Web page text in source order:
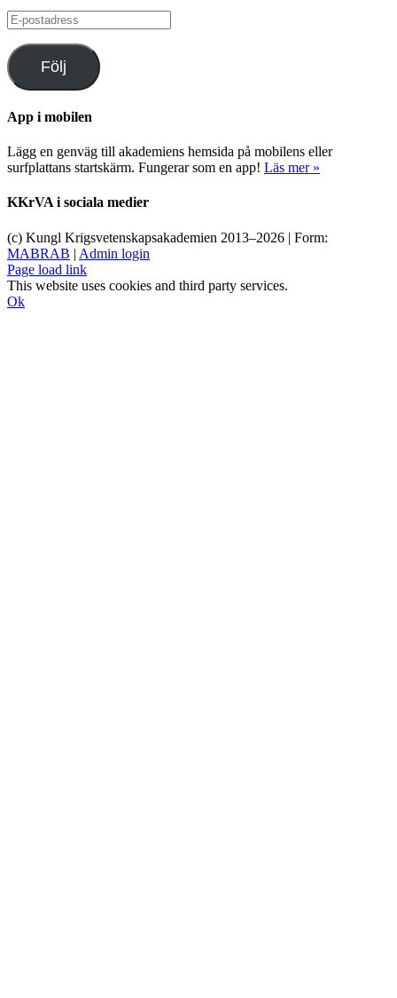
E-
postadress
Följ
App i mobilen
Lägg en genväg till akademiens hemsida på mobilens eller
surfplattans startskärm. Fungerar som en app! Läs mer »
KKrVA i sociala medier
(c) Kungl Krigsvetenskapsakademien 2013–2026 | Form:
MABRAB | Admin login
Page load link
This website uses cookies and third party services.
Ok